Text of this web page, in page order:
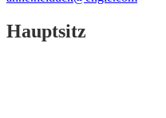
Hauptsitz